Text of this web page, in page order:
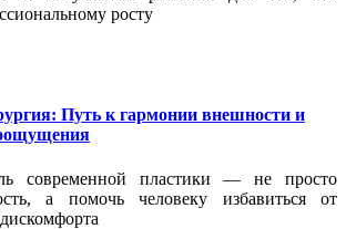
росту
Путь к гармонии внешности и
современной пластики — не просто
а помочь человеку избавиться от